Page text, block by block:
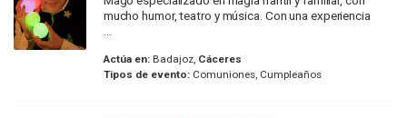
mucho humor, teatro y música. Con una experiencia
Actúa en:Badajoz, Cáceres
Tipos de evento:Comuniones, Cumpleaños